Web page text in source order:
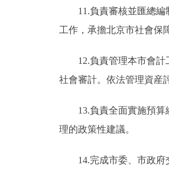
11.負責審核並匯總編制
工作，承擔北京市社會保
12.負責管理本市會計工
社會審計。依法管理資産
13.負責全面實施預算績
理的政策性建議。
14.完成市委、市政府